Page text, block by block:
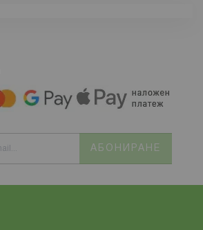
АБОНИРАНЕ